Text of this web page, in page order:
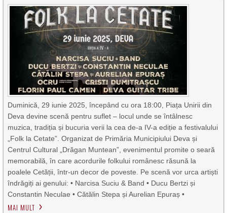
Duminică, 29 iunie 2025, începând cu ora 18:00, Piața Unirii din
Deva devine scenă pentru suflet – locul unde se întâlnesc
muzica, tradiția și bucuria verii la cea de-a IV-a ediție a festivalului
„Folk la Cetate”. Organizat de Primăria Municipiului Deva și
Centrul Cultural „Drăgan Muntean”, evenimentul promite o seară
memorabilă, în care acordurile folkului românesc răsună la
poalele Cetății, într-un decor de poveste. Pe scenă vor urca artiști
îndrăgiți ai genului: • Narcisa Suciu & Band • Ducu Bertzi și
Constantin Neculae • Cătălin Stepa și Aurelian Epuraș •
MAI MULT